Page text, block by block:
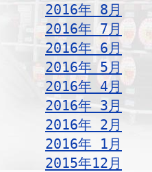
2016年 8月
2016年 7月
2016年 6月
2016年 5月
2016年 4月
2016年 3月
2016年 2月
2016年 1月
2015年12月